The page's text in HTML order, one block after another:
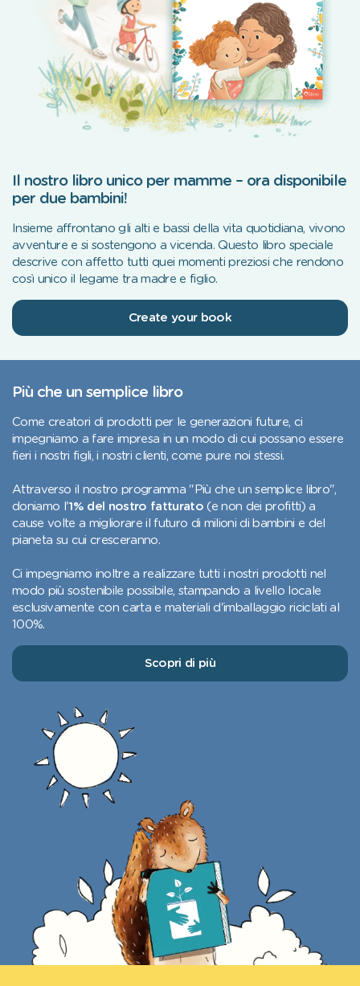
Il nostro libro unico per mamme – ora disponibile
per due bambini!
Insieme affrontano gli alti e bassi della vita quotidiana, vivono
avventure e si sostengono a vicenda. Questo libro speciale
descrive con affetto tutti quei momenti preziosi che rendono
così unico il legame tra madre e figlio.
Create your book
Più che un semplice libro
Come creatori di prodotti per le generazioni future, ci
impegniamo a fare impresa in un modo di cui possano essere
fieri i nostri figli, i nostri clienti, come pure noi stessi.
Attraverso il nostro programma "Più che un semplice libro",
doniamo l'1% del nostro fatturato (e non dei profitti) a
cause volte a migliorare il futuro di milioni di bambini e del
pianeta su cui cresceranno.
Ci impegniamo inoltre a realizzare tutti i nostri prodotti nel
modo più sostenibile possibile, stampando a livello locale
esclusivamente con carta e materiali d'imballaggio riciclati al
100%.
Scopri di più